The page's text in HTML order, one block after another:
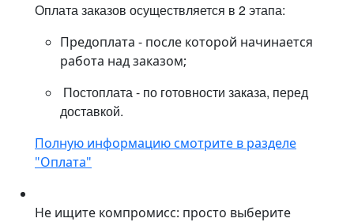
Оплата заказов осуществляется в 2 этапа:
Предоплата - после которой начинается
работа над заказом;
Постоплата - по готовности заказа, перед
доставкой.
Полную информацию смотрите в разделе
"Оплата"
Не ищите компромисс: просто выберите